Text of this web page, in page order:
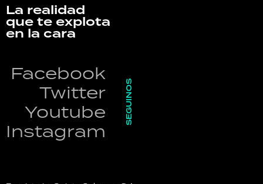
La realidad
que te explota
en la cara
Facebook
Twitter
Youtube
Instagram
SEGUINOS